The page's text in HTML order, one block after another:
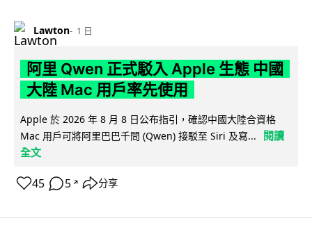
Lawton 1 日
阿里 Qwen 正式駁入 Apple 生態 中國
大陸 Mac 用戶率先使用
Apple 於 2026 年 8 月 8 日公布指引，確認中國大陸合資格
Mac 用戶可將阿里巴巴千問 (Qwen) 接駁至 Siri 及寫...
閱讀
全文
45 5 ↗ 分享